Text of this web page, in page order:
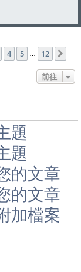
頁)
4 5 12
前往
題
題
的文章
的文章
加檔案